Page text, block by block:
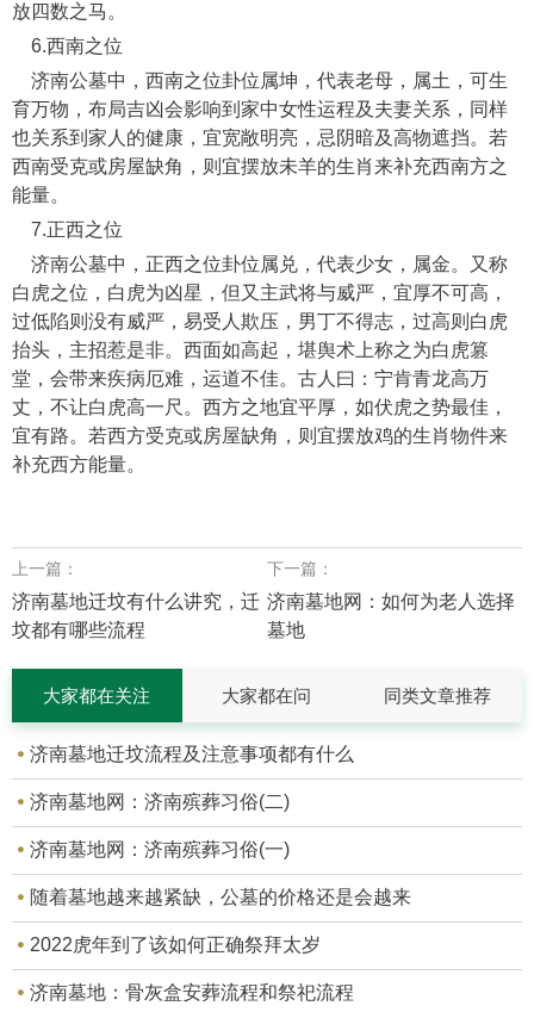
放四数之马。
6.西南之位
济南公墓中，西南之位卦位属坤，代表老母，属土，可生
育万物，布局吉凶会影响到家中女性运程及夫妻关系，同样
也关系到家人的健康，宜宽敞明亮，忌阴暗及高物遮挡。若
西南受克或房屋缺角，则宜摆放未羊的生肖来补充西南方之
能量。
7.正西之位
济南公墓中，正西之位卦位属兑，代表少女，属金。又称
白虎之位，白虎为凶星，但又主武将与威严，宜厚不可高，
过低陷则没有威严，易受人欺压，男丁不得志，过高则白虎
抬头，主招惹是非。西面如高起，堪舆术上称之为白虎篡
堂，会带来疾病厄难，运道不佳。古人曰：宁肯青龙高万
丈，不让白虎高一尺。西方之地宜平厚，如伏虎之势最佳，
宜有路。若西方受克或房屋缺角，则宜摆放鸡的生肖物件来
补充西方能量。
上一篇：
济南墓地迁坟有什么讲究，迁
坟都有哪些流程
下一篇：
济南墓地网：如何为老人选择
墓地
大家都在关注 大家都在问 同类文章推荐
济南墓地迁坟流程及注意事项都有什么
济南墓地网：济南殡葬习俗(二)
济南墓地网：济南殡葬习俗(一)
随着墓地越来越紧缺，公墓的价格还是会越来
2022虎年到了该如何正确祭拜太岁
济南墓地：骨灰盒安葬流程和祭祀流程